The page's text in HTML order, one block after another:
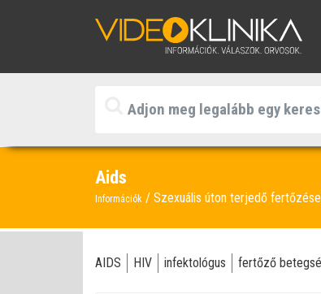
Aids
Információk Szexuális úton terjedő
AIDS HIV infektológus fertőző